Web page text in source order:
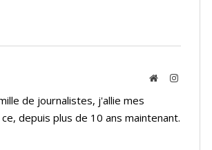
WebsiteInstagram
de journalistes, j'allie mes
depuis plus de 10 ans maintenant.